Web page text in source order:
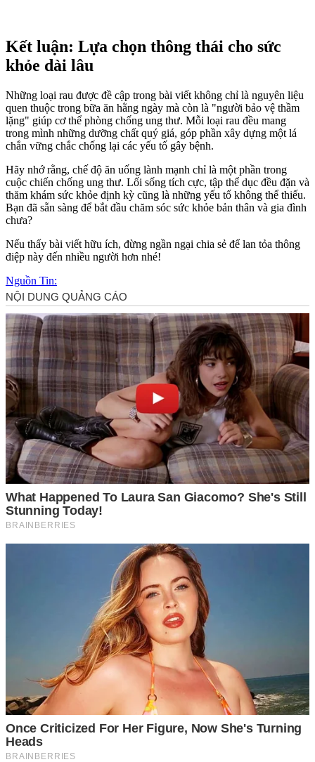
Kết luận: Lựa chọn thông thái cho sức
khỏe dài lâu
Những loại rau được đề cập trong bài viết không chỉ là nguyên liệu
quen thuộc trong bữa ăn hằng ngày mà còn là "người bảo vệ thầm
lặng" giúp c‌ơ th‌ể phòng chống ung thư. Mỗi loại rau đều mang
trong mình những dưỡng chất quý giá, góp phần xây dựng một lá
chắn vững chắc chống lại các yếu tố gây bệnh.
Hãy nhớ rằng, chế độ ăn uống lành mạnh chỉ là một phần trong
cuộc chiến chống ung thư. Lối sống tích cực, tập thể dục đều đặn và
thăm khám sức khỏe định kỳ cũng là những yếu tố không thể thiếu.
Bạn đã sẵn sàng để bắt đầu chăm sóc sức khỏe bản thân và gia đình
chưa?
Nếu thấy bài viết hữu ích, đừng ngần ngại chia sẻ để lan tỏa thông
điệp này đến nhiều người hơn nhé!
Nguồn Tin: